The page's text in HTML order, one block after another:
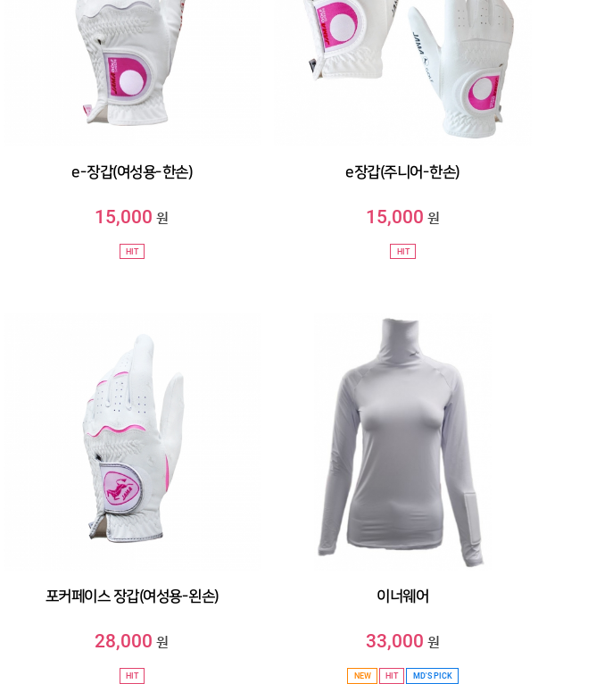
e-장갑(여성용-한손)
15,000 원
HIT
e장갑(주니어-한손)
15,000 원
HIT
포커페이스 장갑(여성용-왼손)
28,000 원
HIT
이너웨어
33,000 원
NEW HIT MD'S PICK